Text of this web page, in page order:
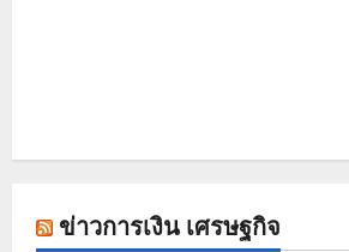
ข่าวการเงิน เศรษฐกิจ